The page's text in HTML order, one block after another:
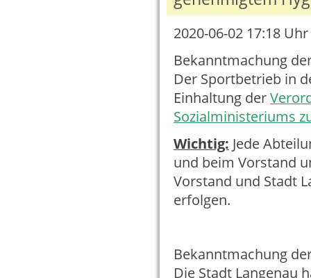
2020-06-02 17:18
Bekanntmachung
Der Sportbetrieb in
Einhaltung der
Sozialministeriums
Wichtig: Jede
und beim Vorstand
Vorstand und Stadt
erfolgen.
Bekanntmachung
Die Stadt Langenau